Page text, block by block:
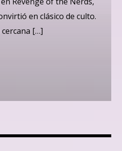
en clásico de culto.
[…]